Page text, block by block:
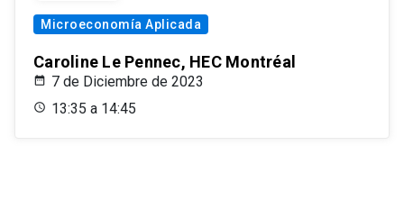
Microeconomía Aplicada
Caroline Le Pennec, HEC Montréal
7 de Diciembre de 2023
13:35 a 14:45